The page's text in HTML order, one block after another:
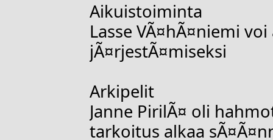
Aikuistoiminta
Lasse VÃ¤hÃ¤niemi
jÃ¤rjestÃ¤miseksi
Arkipelit
Janne PirilÃ¤ oli
tarkoitus alkaa